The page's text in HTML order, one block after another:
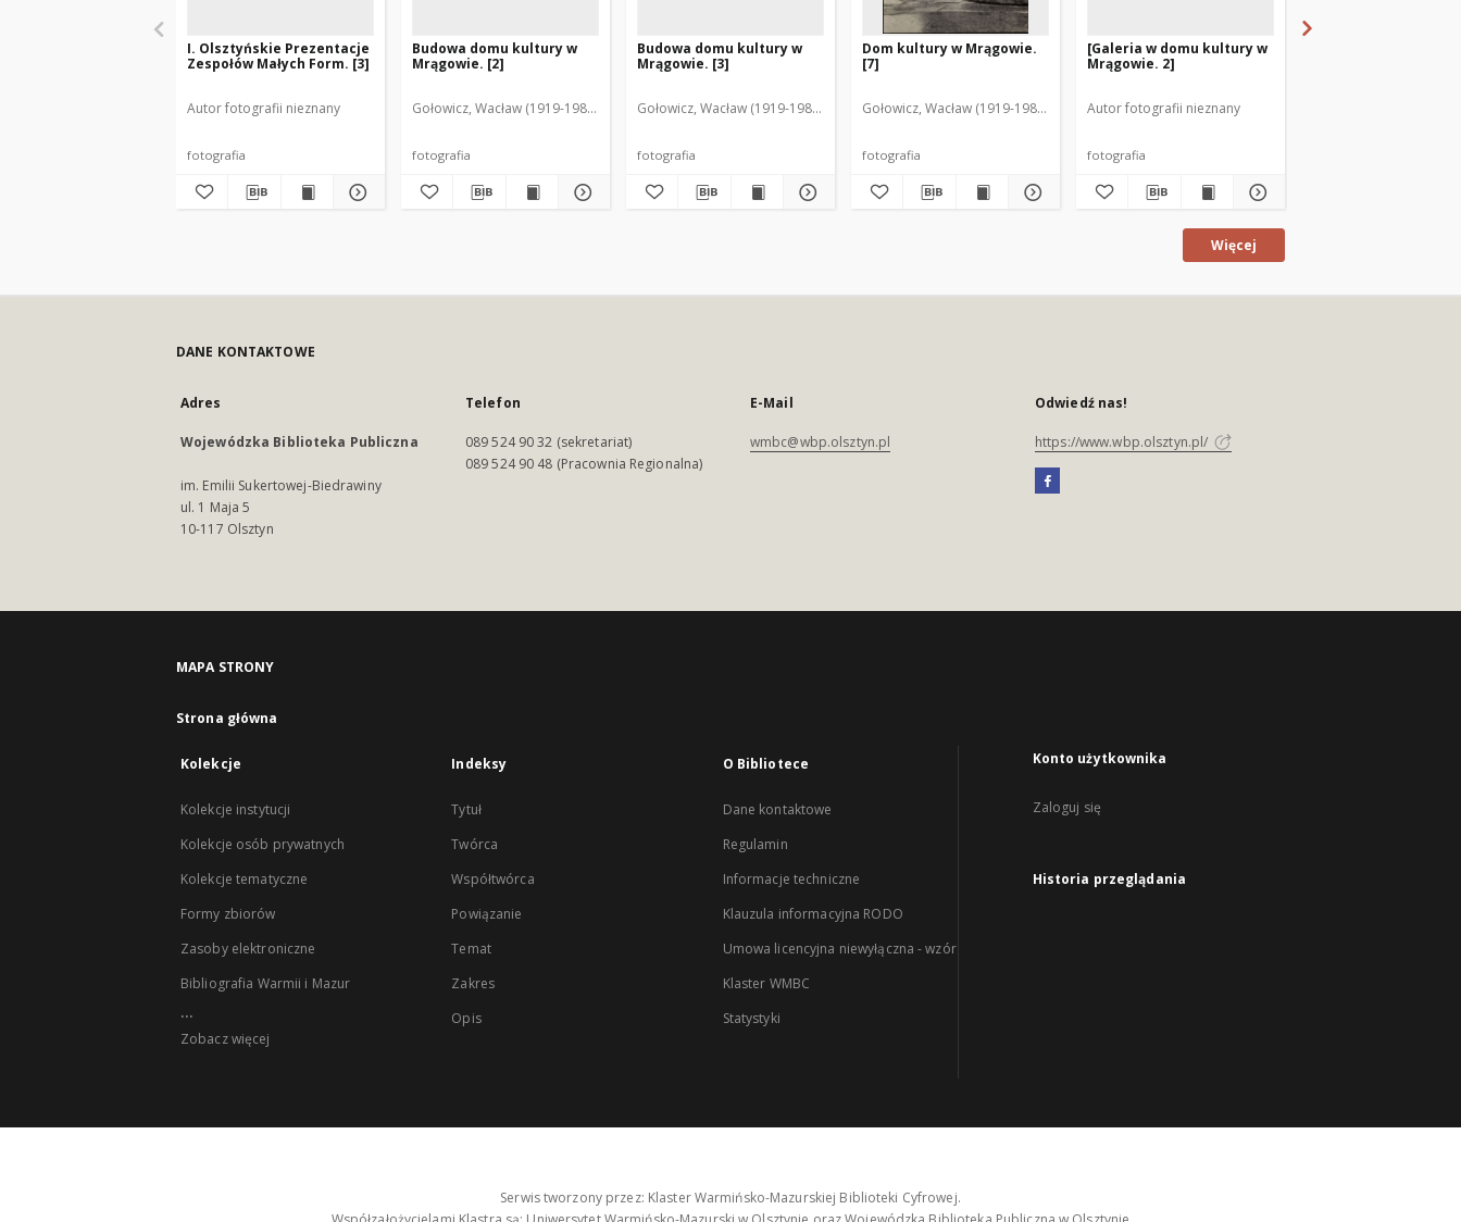
I. Olsztyńskie Prezentacje
Zespołów Małych Form. [3]
Autor fotografii nieznany
fotografia
Budowa domu kultury w
Mrągowie. [2]
Gołowicz, Wacław (1919-1983). Fot.
fotografia
Budowa domu kultury w
Mrągowie. [3]
Gołowicz, Wacław (1919-1983). Fot.
fotografia
Dom kultury w Mrągowie.
[7]
Gołowicz, Wacław (1919-1983). Fot.
fotografia
[Galeria w domu kultury w
Mrągowie. 2]
Autor fotografii nieznany
fotografia
Więcej
DANE KONTAKTOWE
Adres
Wojewódzka Biblioteka Publiczna
im. Emilii Sukertowej-Biedrawiny
ul. 1 Maja 5
10-117 Olsztyn
Telefon
089 524 90 32 (sekretariat)
089 524 90 48 (Pracownia Regionalna)
E-Mail
wmbc@wbp.olsztyn.pl
Odwiedź nas!
https://www.wbp.olsztyn.pl/
MAPA STRONY
Strona główna
Kolekcje
Kolekcje instytucji
Kolekcje osób prywatnych
Kolekcje tematyczne
Formy zbiorów
Zasoby elektroniczne
Bibliografia Warmii i Mazur
...
Zobacz więcej
Indeksy
Tytuł
Twórca
Współtwórca
Powiązanie
Temat
Zakres
Opis
O Bibliotece
Dane kontaktowe
Regulamin
Informacje techniczne
Klauzula informacyjna RODO
Umowa licencyjna niewyłączna - wzór
Klaster WMBC
Statystyki
Konto użytkownika
Zaloguj się
Historia przeglądania
Serwis tworzony przez: Klaster Warmińsko-Mazurskiej Biblioteki Cyfrowej.